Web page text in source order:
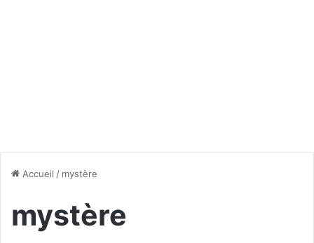
Accueil / mystère
mystère